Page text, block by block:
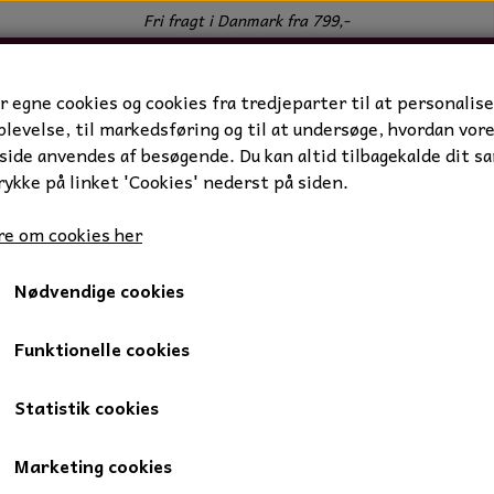
Fri fragt i Danmark fra 799,-
Duftlys Love
25,00 kr.
egne cookies og cookies fra tredjeparter til at
til markedsføring og til at undersøge, hvordan
anvendes af besøgende. Du kan altid tilbagekalde dit
på linket 'Cookies' nederst på siden.
om cookies her
Nødvendige cookies
Funktionelle cookies
Statistik cookies
Marketing cookies